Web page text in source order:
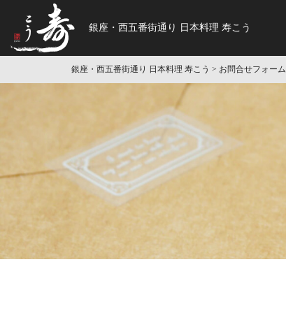
銀座・西五番街通り 日本料理 寿こう
銀座・西五番街通り 日本料理 寿こう > お問合せフォーム